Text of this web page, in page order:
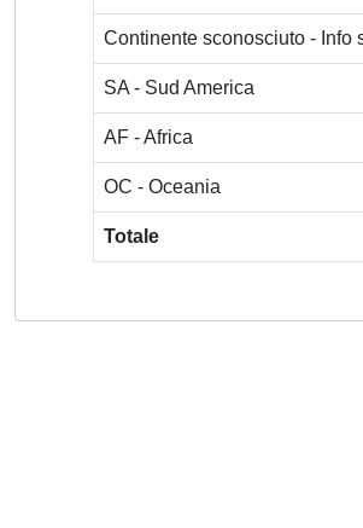
Continente sconosciuto - Info
SA - Sud America
AF - Africa
OC - Oceania
Totale